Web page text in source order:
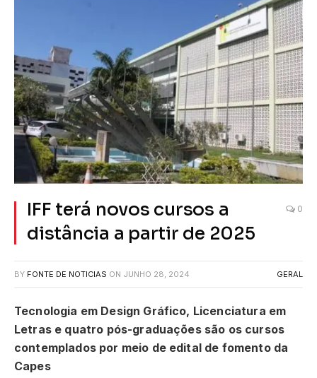
IFF terá novos cursos a
distância a partir de 2025
0
BY FONTE DE NOTICIAS ON JUNHO 28, 2024 GERAL
Tecnologia em Design Gráfico, Licenciatura em
Letras e quatro pós-graduações são os cursos
contemplados por meio de edital de fomento da
Capes